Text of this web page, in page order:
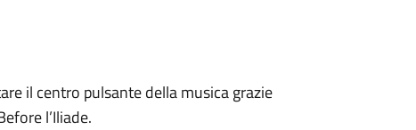
il centro pulsante della musica grazie
l’Iliade.